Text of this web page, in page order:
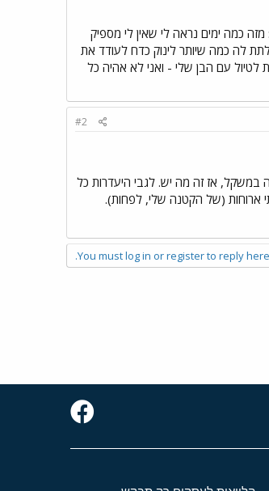
הנקה... אוכל... כביסה וכו'... ולשאלה: מזה כמה ימים נראה לי שאין לי מספיק
לה כמה שיותר לינוק כדח לעודד את
עם הבן שלי - ואני לא אהיה כל
#2
אז זה מה יש. לגבי היעדרות כל
אפילו אם תשאבי 30 מ"ל ביום, ותקפיאי, ביום המיועד זה יהיה 400 מ"ל בערך. שתי ארוחות (של הקטנה שלי, לפחות).
You must log in or register to reply here.